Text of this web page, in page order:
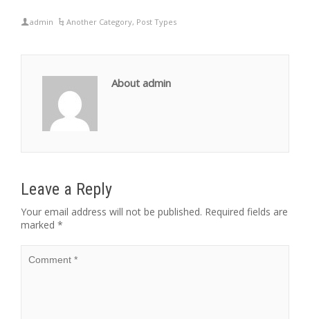
admin Another Category, Post Types
About admin
Leave a Reply
Your email address will not be published. Required fields are
marked *